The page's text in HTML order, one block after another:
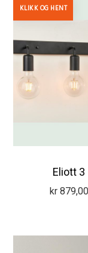
KLIKK OG HENT
Eliott 3
kr879,00